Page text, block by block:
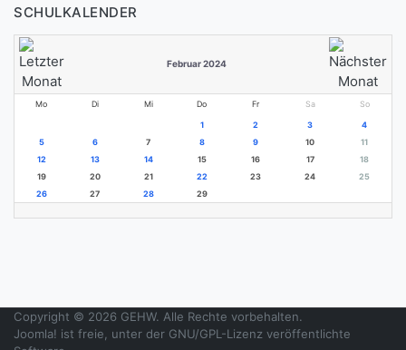
SCHULKALENDER
Februar 2024
Mo Di Mi Do Fr Sa So
1 2 3
4
5
6 7 8 9 10
11
12
13 14 15 16 17
18
19
20 21 22 23 24
25
26
27 28 29
Copyright © 2026 GEHW. Alle Rechte vorbehalten.
Joomla! ist freie, unter der GNU/GPL-Lizenz veröffentlichte